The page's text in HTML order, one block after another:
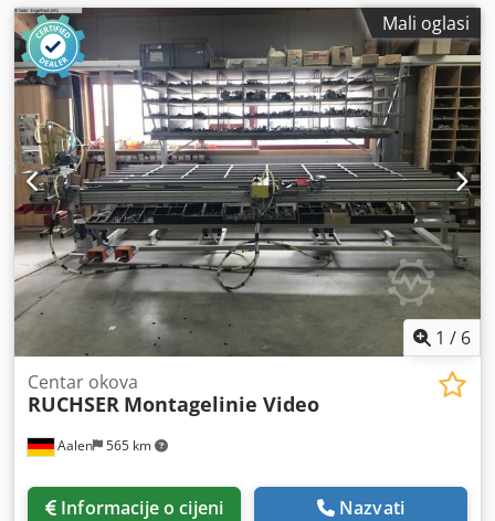
Mali oglasi
1 / 6
Aalen 565 km
Centar okova
RUCHSER Montagelinie Video
Informacije o cijeni Nazvati